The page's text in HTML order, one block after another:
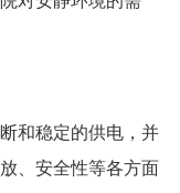
和稳定的供电，并
、安全性等各方面